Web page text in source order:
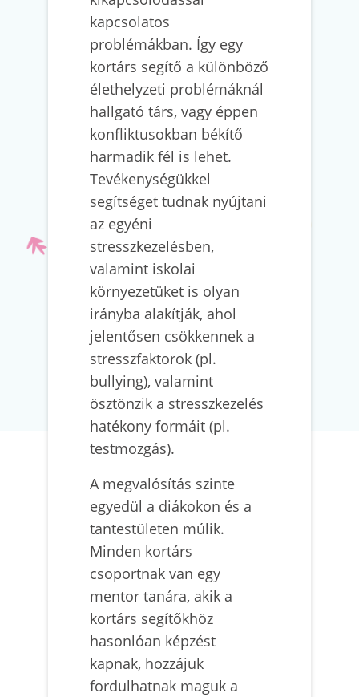
kapcsolatos
problémákban. Így egy
kortárs segítő a különböző
élethelyzeti problémáknál
hallgató társ, vagy éppen
konfliktusokban békítő
harmadik fél is lehet.
Tevékenységükkel
segítséget tudnak nyújtani
az egyéni
stresszkezelésben,
valamint iskolai
környezetüket is olyan
irányba alakítják, ahol
jelentősen csökkennek a
stresszfaktorok (pl.
bullying), valamint
ösztönzik a stresszkezelés
hatékony formáit (pl.
testmozgás).
A megvalósítás szinte
egyedül a diákokon és a
tantestületen múlik.
Minden kortárs
csoportnak van egy
mentor tanára, akik a
kortárs segítőkhöz
hasonlóan képzést
kapnak, hozzájuk
fordulhatnak maguk a